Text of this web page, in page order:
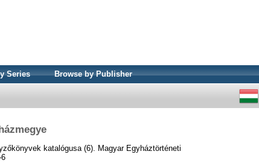
Series Browse by Publisher
katalógusa (6). Magyar Egyháztörténeti